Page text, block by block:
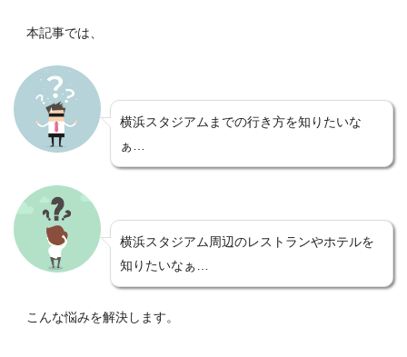
本記事では、
横浜スタジアムまでの行き方を知りたいな
ぁ…
横浜スタジアム周辺のレストランやホテルを
知りたいなぁ…
こんな悩みを解決します。